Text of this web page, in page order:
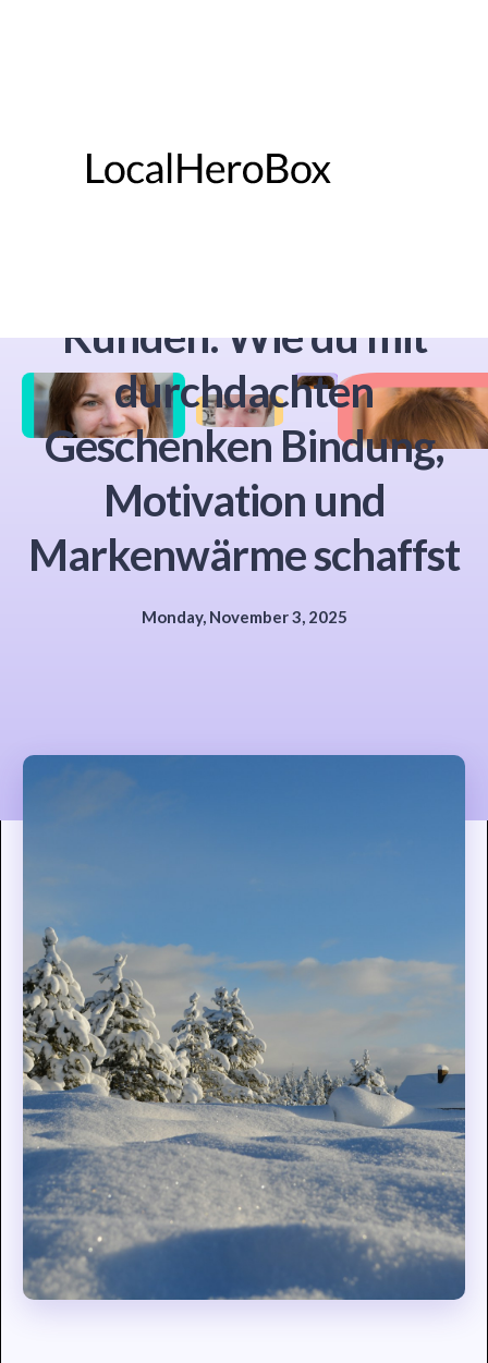
Kunden: Wie du mit
durchdachten
Geschenken Bindung,
Motivation und
Markenwärme schaffst
Monday, November 3, 2025